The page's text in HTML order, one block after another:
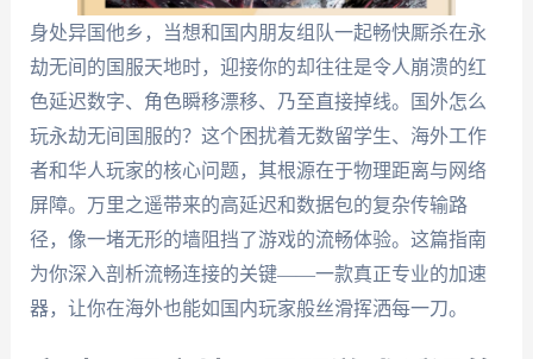
身处异国他乡，当想和国内朋友组队一起畅快厮杀在永
劫无间的国服天地时，迎接你的却往往是令人崩溃的红
色延迟数字、角色瞬移漂移、乃至直接掉线。国外怎么
玩永劫无间国服的？这个困扰着无数留学生、海外工作
者和华人玩家的核心问题，其根源在于物理距离与网络
屏障。万里之遥带来的高延迟和数据包的复杂传输路
径，像一堵无形的墙阻挡了游戏的流畅体验。这篇指南
为你深入剖析流畅连接的关键——一款真正专业的加速
器，让你在海外也能如国内玩家般丝滑挥洒每一刀。